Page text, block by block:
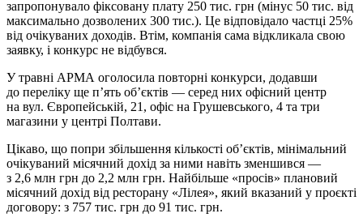
запропонувало фіксовану плату 250 тис. грн (мінус 50 тис. від
максимально дозволених 300 тис.). Це відповідало частці 25%
від очікуваних доходів. Втім, компанія сама відкликала свою
заявку, і конкурс не відбувся.
У травні АРМА оголосила повторні конкурси, додавши
до переліку ще п’ять об’єктів — серед них офісний центр
на вул. Європейській, 21, офіс на Грушевського, 4 та три
магазини у центрі Полтави.
Цікаво, що попри збільшення кількості об’єктів, мінімальний
очікуваний місячний дохід за ними навіть зменшився —
з 2,6 млн грн до 2,2 млн грн. Найбільше «просів» плановий
місячний дохід від ресторану «Лілея», який вказаний у проєкті
договору: з 757 тис. грн до 91 тис. грн.